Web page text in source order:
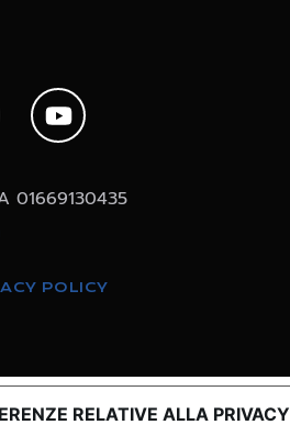
01669130435
POLICY
RELATIVE ALLA PRIVACY